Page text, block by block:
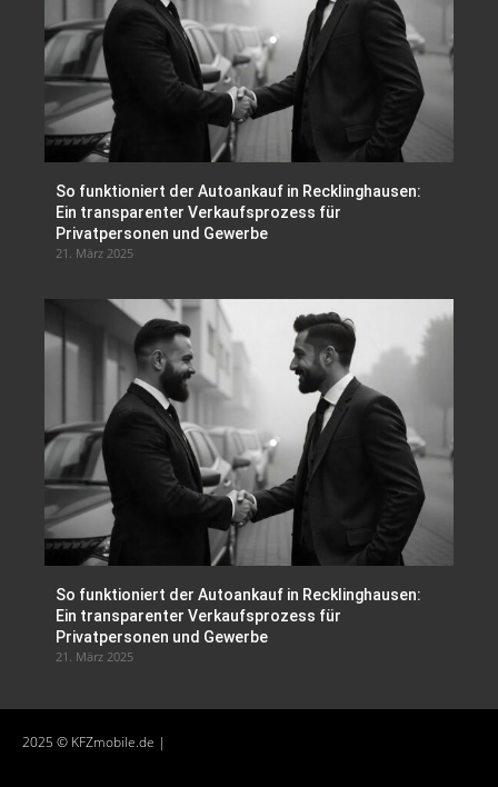
So funktioniert der Autoankauf in Recklinghausen:
Ein transparenter Verkaufsprozess für
Privatpersonen und Gewerbe
21. März 2025
So funktioniert der Autoankauf in Recklinghausen:
Ein transparenter Verkaufsprozess für
Privatpersonen und Gewerbe
21. März 2025
2025 © KFZmobile.de |